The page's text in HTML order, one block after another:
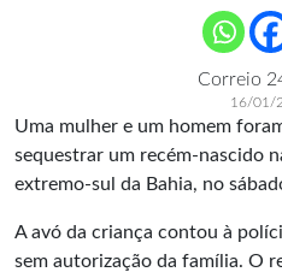
Correio
16/01/
Uma mulher e um homem
sequestrar um recém-nascido
extremo-sul da Bahia, no
A avó da criança contou à
sem autorização da família. O